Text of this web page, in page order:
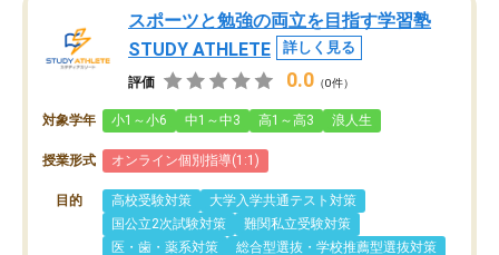
スポーツと勉強の両立を目指す学習塾
STUDY ATHLETE
詳しく見る
評価 0.0 （0件）
対象学年 小1～小6 中1～中3 高1～高3 浪人生
授業形式 オンライン個別指導(1:1)
目的 高校受験対策
大学入学共通テスト対策
国公立2次試験対策
難関私立受験対策
医・歯・薬系対策
総合型選抜・学校推薦型選抜対策